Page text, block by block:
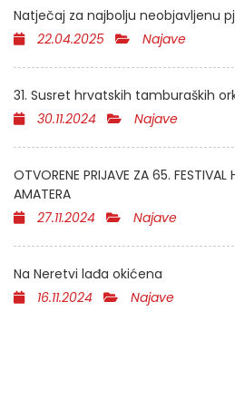
Natječaj za najbolju neobjavljenu
22.04.2025
Najave
31. Susret hrvatskih tamburaških
30.11.2024
Najave
OTVORENE PRIJAVE ZA 65. FESTIVAL
AMATERA
27.11.2024
Najave
Na Neretvi lađa okićena
16.11.2024
Najave